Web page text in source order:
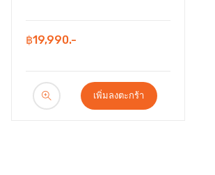
฿19,990.-
เพิ่มลงตะกร้า